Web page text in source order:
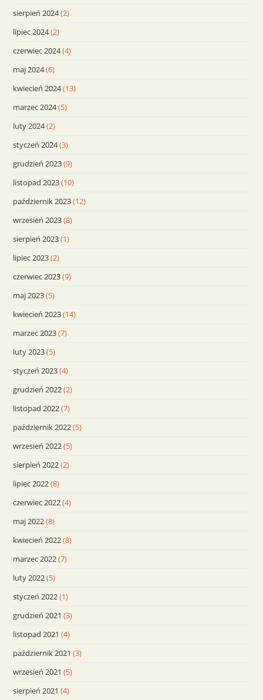
sierpień 2024(2)
lipiec 2024(2)
czerwiec 2024(4)
maj 2024(6)
kwiecień 2024(13)
marzec 2024(5)
luty 2024(2)
styczeń 2024(3)
grudzień 2023(9)
listopad 2023(10)
październik 2023(12)
wrzesień 2023(8)
sierpień 2023(1)
lipiec 2023(2)
czerwiec 2023(9)
maj 2023(5)
kwiecień 2023(14)
marzec 2023(7)
luty 2023(5)
styczeń 2023(4)
grudzień 2022(2)
listopad 2022(7)
październik 2022(5)
wrzesień 2022(5)
sierpień 2022(2)
lipiec 2022(8)
czerwiec 2022(4)
maj 2022(8)
kwiecień 2022(8)
marzec 2022(7)
luty 2022(5)
styczeń 2022(1)
grudzień 2021 (3)
listopad 2021 (4)
październik 2021 (3)
wrzesień 2021 (5)
sierpień 2021 (4)